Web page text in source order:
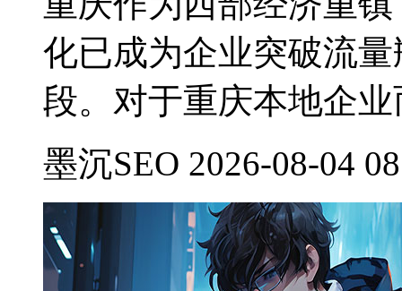
化已成为企业突破流
段。对于重庆本地企
墨沉SEO 2026-08-04